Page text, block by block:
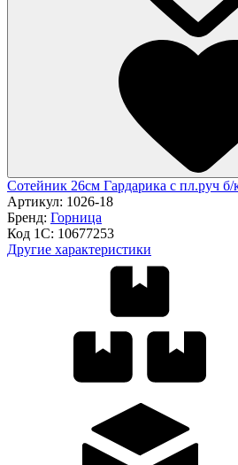
Сотейник 26см Гардарика с пл.руч б/
Артикул: 1026-18
Бренд: Горница
Код 1С: 10677253
Другие характеристики